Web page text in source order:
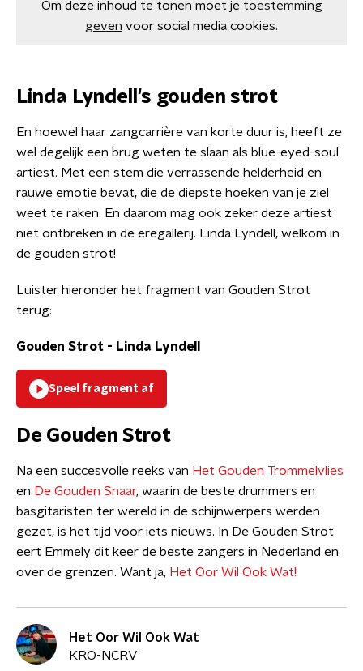
Om deze inhoud te tonen moet je toestemming
geven voor social media cookies.
Linda Lyndell's gouden strot
En hoewel haar zangcarrière van korte duur is, heeft ze
wel degelijk een brug weten te slaan als blue-eyed-soul
artiest. Met een stem die verrassende helderheid en
rauwe emotie bevat, die de diepste hoeken van je ziel
weet te raken. En daarom mag ook zeker deze artiest
niet ontbreken in de eregallerij. Linda Lyndell, welkom in
de gouden strot!
Luister hieronder het fragment van Gouden Strot
terug:
Gouden Strot - Linda Lyndell
Speel fragment af
De Gouden Strot
Na een succesvolle reeks van Het Gouden Trommelvlies
en De Gouden Snaar, waarin de beste drummers en
basgitaristen ter wereld in de schijnwerpers werden
gezet, is het tijd voor iets nieuws. In De Gouden Strot
eert Emmely dit keer de beste zangers in Nederland en
over de grenzen. Want ja, Het Oor Wil Ook Wat!
Het Oor Wil Ook Wat
KRO-NCRV